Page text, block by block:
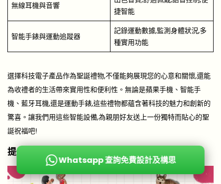
Whatsapp 查詢免費設計及構思
無線耳機與音響
捷智能
智能手錶與運動追蹤器
記錄運動數據,監測身體狀況,多
種實用功能
選擇科技電子產品作為聖誕禮物,不僅能夠展現您的心意和關懷,還能
為收禮者的生活帶來實用性和便利性。無論是蘋果手機、智能手
機、藍牙耳機,還是運動手錶,這些禮物都蘊含著科技的魅力和創新的
驚喜。讓我們用這些智能設備,為親朋好友送上一份獨特而貼心的聖
誕祝福吧!
提供高品質的照片和資訊